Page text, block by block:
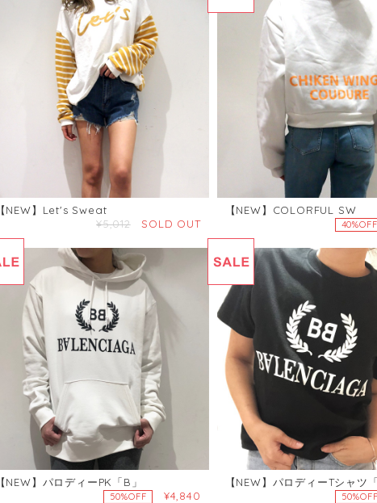
【NEW】Let's Sweat
¥5,012
SOLD OUT
【NEW】COLORFUL SW
40%OFF
【NEW】パロディーPK「B」
50%OFF ¥4,840
【NEW】パロディーTシャツ「
50%OFF